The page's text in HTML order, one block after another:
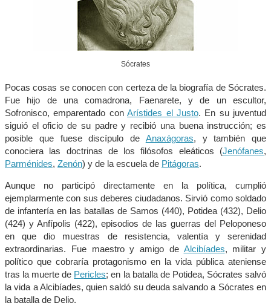
Sócrates
Pocas cosas se conocen con certeza de la biografía de Sócrates.
Fue hijo de una comadrona, Faenarete, y de un escultor,
Sofronisco, emparentado conArístides el Justo. En su juventud
siguió el oficio de su padre y recibió una buena instrucción; es
posible que fuese discípulo de Anaxágoras, y también que
conociera las doctrinas de los filósofos eleáticos (Jenófanes,
Parménides, Zenón) y de la escuela de Pitágoras.
Aunque no participó directamente en la política, cumplió
ejemplarmente con sus deberes ciudadanos. Sirvió como soldado
de infantería en las batallas de Samos (440), Potidea (432), Delio
(424) y Anfípolis (422), episodios de las guerras del Peloponeso
en que dio muestras de resistencia, valentía y serenidad
extraordinarias. Fue maestro y amigo de Alcibíades, militar y
político que cobraría protagonismo en la vida pública ateniense
tras la muerte de Pericles; en la batalla de Potidea, Sócrates salvó
la vida a Alcibíades, quien saldó su deuda salvando a Sócrates en
la batalla de Delio.